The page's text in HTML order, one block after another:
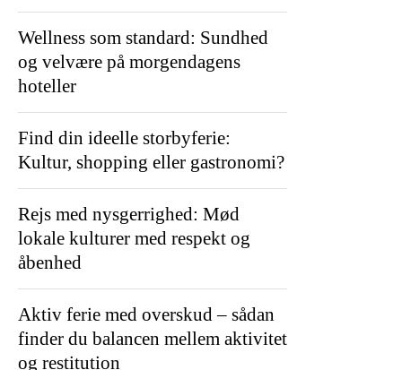
Wellness som standard: Sundhed
og velvære på morgendagens
hoteller
Find din ideelle storbyferie:
Kultur, shopping eller gastronomi?
Rejs med nysgerrighed: Mød
lokale kulturer med respekt og
åbenhed
Aktiv ferie med overskud – sådan
finder du balancen mellem aktivitet
og restitution